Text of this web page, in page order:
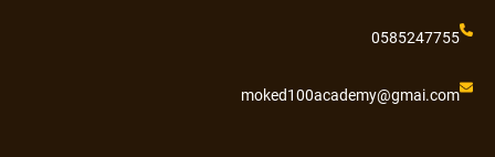
0585247755
moked100academy@gmai.com